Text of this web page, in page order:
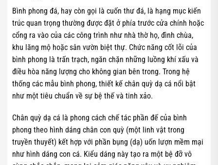
Bình phong đá, hay còn gọi là cuốn thư đá, là hạng mục kiến
trúc quan trọng thường được đặt ở phía trước cửa chính hoặc
cổng ra vào của các công trình như nhà thờ họ, đình chùa,
khu lăng mộ hoặc sân vườn biệt thự. Chức năng cốt lõi của
bình phong là trấn trạch, ngăn chặn những luồng khí xấu và
điều hòa năng lượng cho không gian bên trong. Trong hệ
thống các mẫu bình phong, thiết kế chân quỳ dạ cá nổi bật
như một tiêu chuẩn về sự bệ thế và tinh xảo.
Chân quỳ dạ cá là phong cách chế tác phần đế của bình
phong theo hình dáng chân con quỳ (một linh vật trong
truyền thuyết) kết hợp với phần bụng (dạ) uốn lượn mềm mại
như hình dáng con cá. Kiểu dáng này tạo ra một bệ đỡ vô